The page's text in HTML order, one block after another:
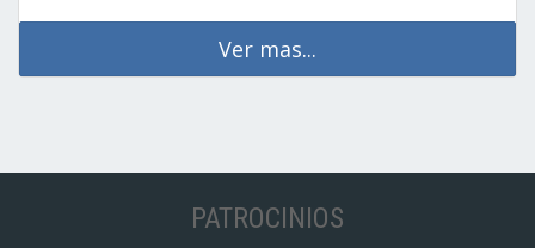
Ver mas...
PATROCINIOS